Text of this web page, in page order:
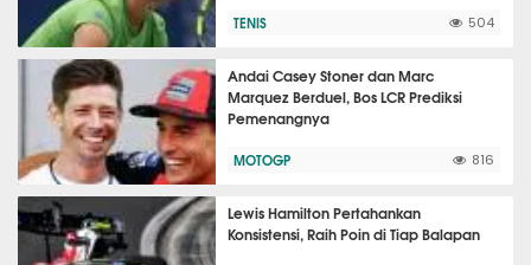
TENIS 504
Andai Casey Stoner dan Marc
Marquez Berduel, Bos LCR Prediksi
Pemenangnya
MOTOGP 816
Lewis Hamilton Pertahankan
Konsistensi, Raih Poin di Tiap Balapan